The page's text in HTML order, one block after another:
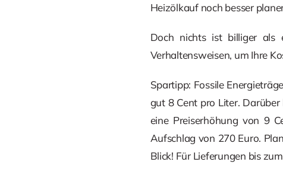
Heizölkauf noch besser
Doch nichts ist billiger als
Verhaltensweisen, um Ihre
Spartipp: Fossile
gut 8 Cent pro Liter.
eine Preiserhöhung von 9
Aufschlag von 270 Euro.
Blick! Für Lieferungen bis